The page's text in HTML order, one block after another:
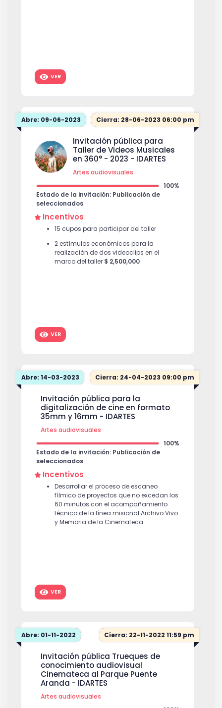
VER
Abre: 09-06-2023 Cierra: 28-06-2023 06:00 pm
Invitación pública para
Taller de Videos Musicales
en 360° - 2023 - IDARTES
Artes audiovisuales
100%
Estado de la invitación: Publicación de
seleccionados
Incentivos
15 cupos para participar del taller
2 estímulos económicos para la
realización de dos videoclips en el
marco del taller $ 2,500,000
VER
Abre: 14-03-2023 Cierra: 24-04-2023 09:00 pm
Invitación pública para la
digitalización de cine en formato
35mm y 16mm - IDARTES
Artes audiovisuales
100%
Estado de la invitación: Publicación de
seleccionados
Incentivos
Desarrollar el proceso de escaneo
fílmico de proyectos que no excedan los
60 minutos con el acompañamiento
técnico de la línea misional Archivo Vivo
y Memoria de la Cinemateca.
VER
Abre: 01-11-2022 Cierra: 22-11-2022 11:59 pm
Invitación pública Trueques de
conocimiento audiovisual
Cinemateca al Parque Puente
Aranda - IDARTES
Artes audiovisuales